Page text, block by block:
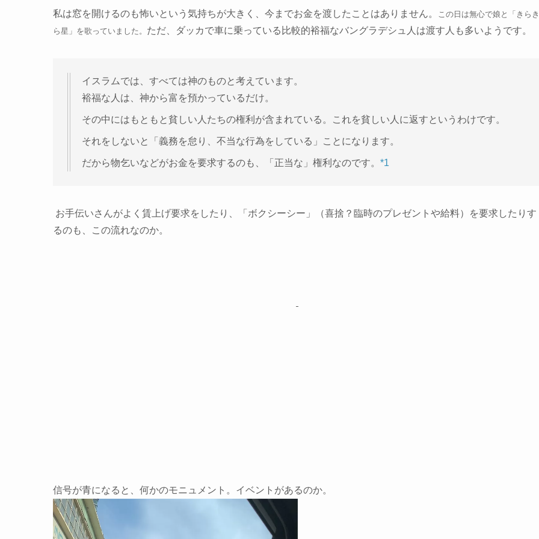
私は窓を開けるのも怖いという気持ちが大きく、今までお金を渡したことはありません。
この日は無心で娘と「きらき
ら星」を歌っていました。 ただ、ダッカで車に乗っている比較的裕福なバングラデシュ人は渡す人も多いようです。
イスラムでは、すべては神のものと考えています。
裕福な人は、神から富を預かっているだけ。
その中にはもともと貧しい人たちの権利が含まれている。これを貧しい人に返すというわけです。
それをしないと「義務を怠り、不当な行為をしている」ことになります。
だから物乞いなどがお金を要求するのも、「正当な」権利なのです。 *1
お手伝いさんがよく賃上げ要求をしたり、「ボクシーシー」（喜捨？臨時のプレゼントや給料）を要求したりす
るのも、この流れなのか。
信号が青になると、何かのモニュメント。イベントがあるのか。